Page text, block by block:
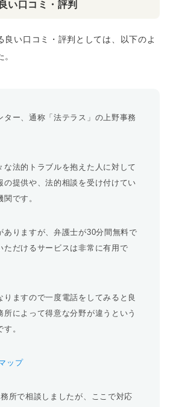
い口コミ・評判
良い口コミ・評判としては、以下のよ
ター、通称「法テラス」の上野事務
な法的トラブルを抱えた人に対して
の提供や、法的相談を受け付けてい
です。
ありますが、弁護士が30分間無料で
ただけるサービスは非常に有用で
りますので一度電話をしてみると良
所によって得意な分野が違うという
。
ップ
所で相談しましたが、ここで対応